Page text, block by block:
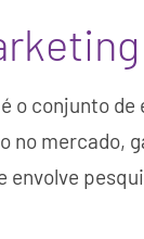
o conjunto
no mercado,
envolve